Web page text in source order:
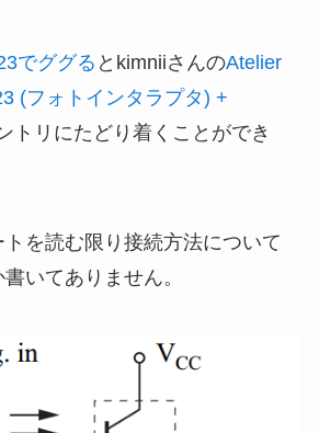
でググる とkimniiさんのAtelier
(フォトインタラプタ) +
トリにたどり着くことができ
を読む限り接続方法について
いてありません。